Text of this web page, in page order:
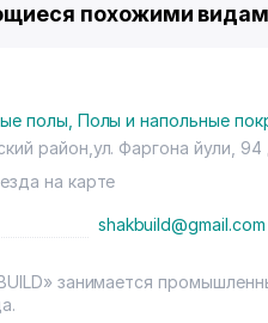
похожими
полы Полы и напольные
район ,ул. Фаргона йули,
на карте
shakbuild@gmail.com
занимается